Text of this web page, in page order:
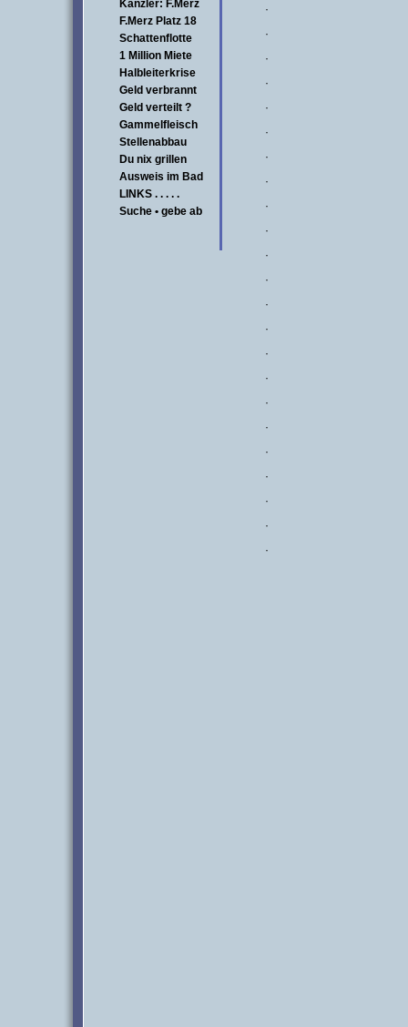
Kanzler: F.Merz
F.Merz Platz 18
Schattenflotte
1 Million Miete
Halbleiterkrise
Geld verbrannt
Geld verteilt ?
Gammelfleisch
Stellenabbau
Du nix grillen
Ausweis im Bad
LINKS . . . . .
Suche • gebe ab
·
·
·
·
·
·
·
·
·
·
·
·
·
·
·
·
·
·
·
·
·
·
·